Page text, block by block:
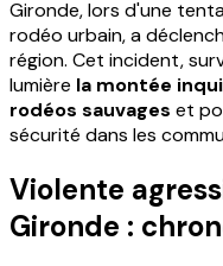
Gironde, lors d'une
rodéo urbain, a
région. Cet incident,
lumière la montée
rodéos sauvages et
sécurité dans les
Violente
Gironde :